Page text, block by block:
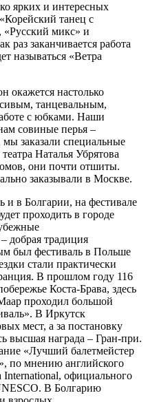
ярких и интересных
танец с
микс» и
раз заканчивается работа
называться «Ветра
окажется настолько
танцевальным,
с юбками. Наши
совиные перья –
заказали специальные
Наталья Убрятова
они почти отшиты.
заказывали в Москве.
и в Болгарии, на фестивале
проходить в городе
добрая традиция
был фестиваль в Польше
стали практически
В прошлом году 116
Коста-Брава, здесь
проходил большой
В Иркутск
мест, а за постановку
высшая награда – Гран-при.
«Лучший балетмейстер
по мнению английского
International, официального
В Болгарию